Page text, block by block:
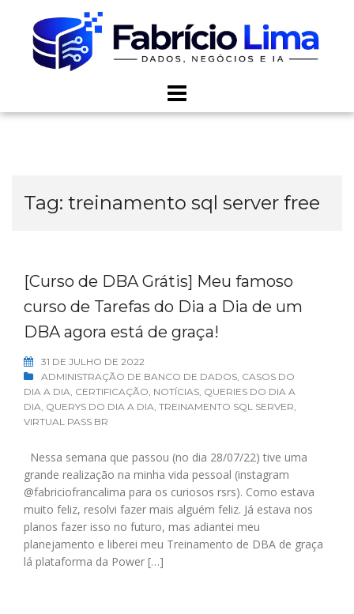
content
Tag: treinamento sql server free
[Curso de DBA Grátis] Meu famoso
curso de Tarefas do Dia a Dia de um
DBA agora está de graça!
31 DE JULHO DE 2022
ADMINISTRAÇÃO DE BANCO DE DADOS, CASOS DO
DIA A DIA, CERTIFICAÇÃO, NOTÍCIAS, QUERIES DO DIA A
DIA, QUERYS DO DIA A DIA, TREINAMENTO SQL SERVER,
VIRTUAL PASS BR
Nessa semana que passou (no dia 28/07/22) tive uma
grande realização na minha vida pessoal (instagram
@fabriciofrancalima para os curiosos rsrs). Como estava
muito feliz, resolvi fazer mais alguém feliz. Já estava nos
planos fazer isso no futuro, mas adiantei meu
planejamento e liberei meu Treinamento de DBA de graça
lá plataforma da Power […]